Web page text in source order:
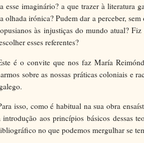
esse imaginário? a que trazer à literatura
olhada irónica? Pudem dar a perceber,
às injustiças do mundo atual?
esses referentes?
é o convite que nos faz María
sobre as nossas práticas coloniais e
isso, como é habitual na sua obra
introdução aos princípios básicos dessas
no que podemos mergulhar se